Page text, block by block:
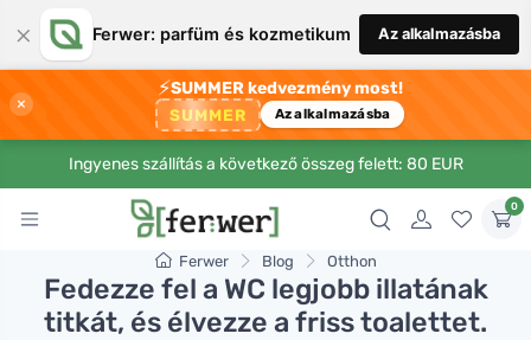
× Ferwer: parfüm és kozmetikum Az alkalmazásba
×
⚡SUMMER kedvezmény most!
SUMMER Az alkalmazásba
Ingyenes szállítás a következő összeg felett: 80 EUR
0
Ferwer Blog Otthon
Fedezze fel a WC legjobb illatának
titkát, és élvezze a friss toalettet.